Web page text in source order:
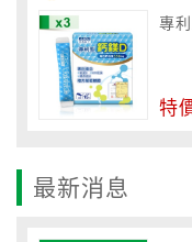
專
特
最新消息